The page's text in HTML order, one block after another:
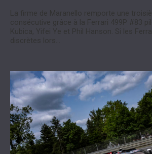
La firme de Maranello remporte une
consécutive grâce à la Ferrari 499P #83
Kubica, Yifei Ye et Phil Hanson. Si les
discrètes lors…